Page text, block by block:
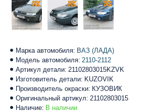
Наличие: В наличии
Марка автомобиля: ВАЗ (ЛАДА)
Модель автомобиля: 2110-2112
Артикул детали: 21102803015KZVK
Изготовитель детали: KUZOVIK
Производитель окраски: КУЗОВИК
Оригинальный артикул: 21102803015